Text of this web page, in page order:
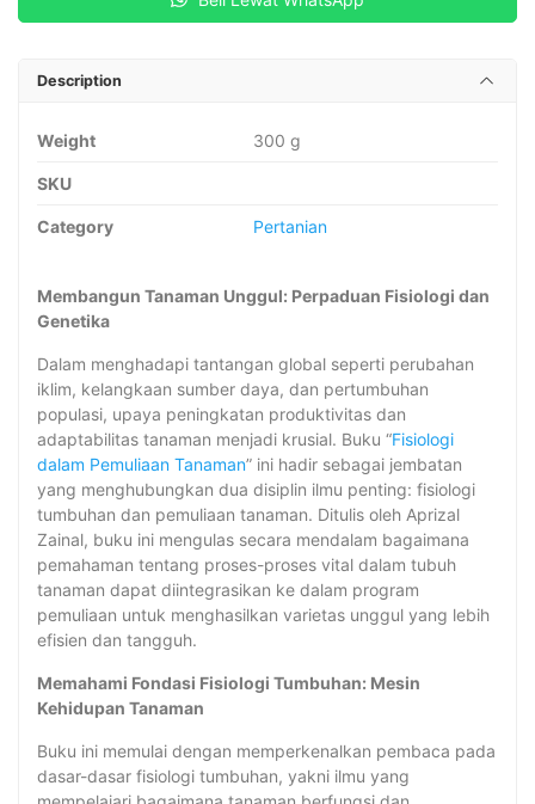
Description
Weight 300 g
SKU
Category Pertanian
Membangun Tanaman Unggul: Perpaduan Fisiologi dan
Genetika
Dalam menghadapi tantangan global seperti perubahan
iklim, kelangkaan sumber daya, dan pertumbuhan
populasi, upaya peningkatan produktivitas dan
adaptabilitas tanaman menjadi krusial. Buku “Fisiologi
dalam Pemuliaan Tanaman” ini hadir sebagai jembatan
yang menghubungkan dua disiplin ilmu penting: fisiologi
tumbuhan dan pemuliaan tanaman. Ditulis oleh Aprizal
Zainal, buku ini mengulas secara mendalam bagaimana
pemahaman tentang proses-proses vital dalam tubuh
tanaman dapat diintegrasikan ke dalam program
pemuliaan untuk menghasilkan varietas unggul yang lebih
efisien dan tangguh.
Memahami Fondasi Fisiologi Tumbuhan: Mesin
Kehidupan Tanaman
Buku ini memulai dengan memperkenalkan pembaca pada
dasar-dasar fisiologi tumbuhan, yakni ilmu yang